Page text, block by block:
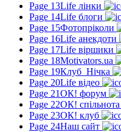
Page 13Life лінки
Page 14Life блоги
Page 15Фотопріколи
Page 16Life анекдоти
Page 17Life віршики
Page 18Motivators.ua
Page 19Клуб_Нічка
Page 20Life відео
Page 21ОК! форум
Page 22ОК! спільнота
Page 23ОК! клуб
Page 24Наш сайт